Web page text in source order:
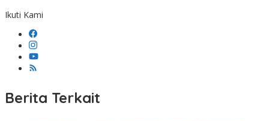
Ikuti Kami
Berita Terkait